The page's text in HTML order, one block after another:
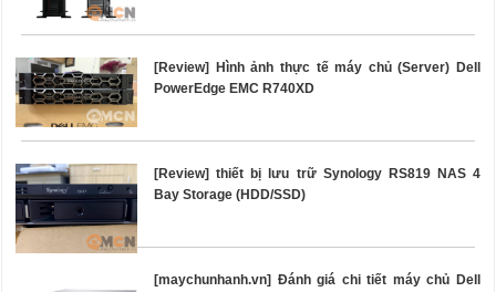
[Review] Hình ảnh thực tế máy chủ (Server) Dell
PowerEdge EMC R740XD
[Review] thiết bị lưu trữ Synology RS819 NAS 4
Bay Storage (HDD/SSD)
[maychunhanh.vn] Đánh giá chi tiết máy chủ Dell